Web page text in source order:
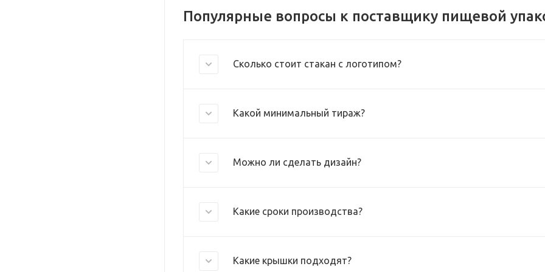
Популярные вопросы к поставщику пищевой
Сколько стоит стакан с логотипом?
Какой минимальный тираж?
Можно ли сделать дизайн?
Какие сроки производства?
Какие крышки подходят?